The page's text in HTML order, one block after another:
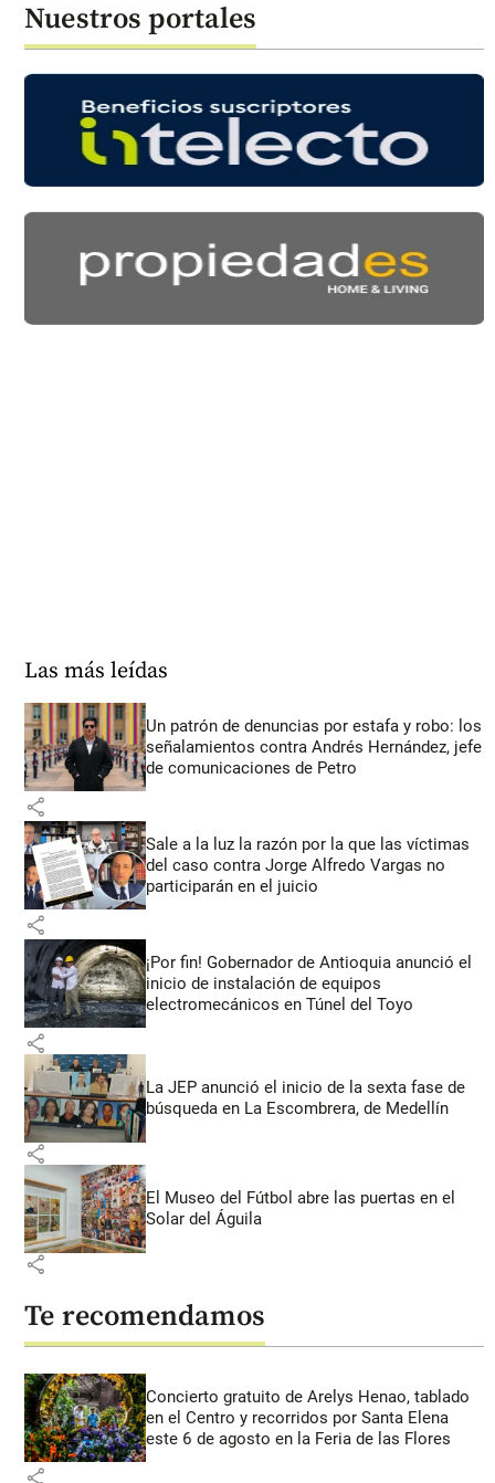
Nuestros portales
Las más leídas
Un patrón de denuncias por estafa y robo: los
señalamientos contra Andrés Hernández, jefe
de comunicaciones de Petro
share
Sale a la luz la razón por la que las víctimas
del caso contra Jorge Alfredo Vargas no
participarán en el juicio
share
¡Por fin! Gobernador de Antioquia anunció el
inicio de instalación de equipos
electromecánicos en Túnel del Toyo
share
La JEP anunció el inicio de la sexta fase de
búsqueda en La Escombrera, de Medellín
share
El Museo del Fútbol abre las puertas en el
Solar del Águila
share
Te recomendamos
Concierto gratuito de Arelys Henao, tablado
en el Centro y recorridos por Santa Elena
este 6 de agosto en la Feria de las Flores
share